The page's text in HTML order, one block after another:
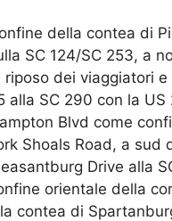
della contea di
SC 124/SC 253, a
riposo dei viaggiatori
alla SC 290 con la US
Blvd come
Shoals Road, a sud
Drive alla
orientale della
contea di